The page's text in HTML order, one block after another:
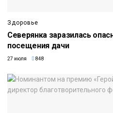
Здоровье
Северянка заразилась
посещения дачи
27 июля 848